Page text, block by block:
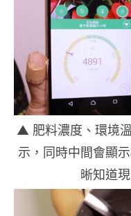
▲ 肥料濃度、環境
示，同時中間會顯
晰知道